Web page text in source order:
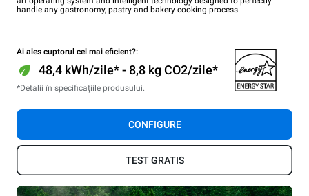
handle any gastronomy, pastry and bakery cooking process.
Ai ales cuptorul cel mai eficient?:
48,4 kWh/zile* - 8,8 kg CO2/zile*
*Detalii în specificațiile produsului.
CONFIGURE
TEST GRATIS